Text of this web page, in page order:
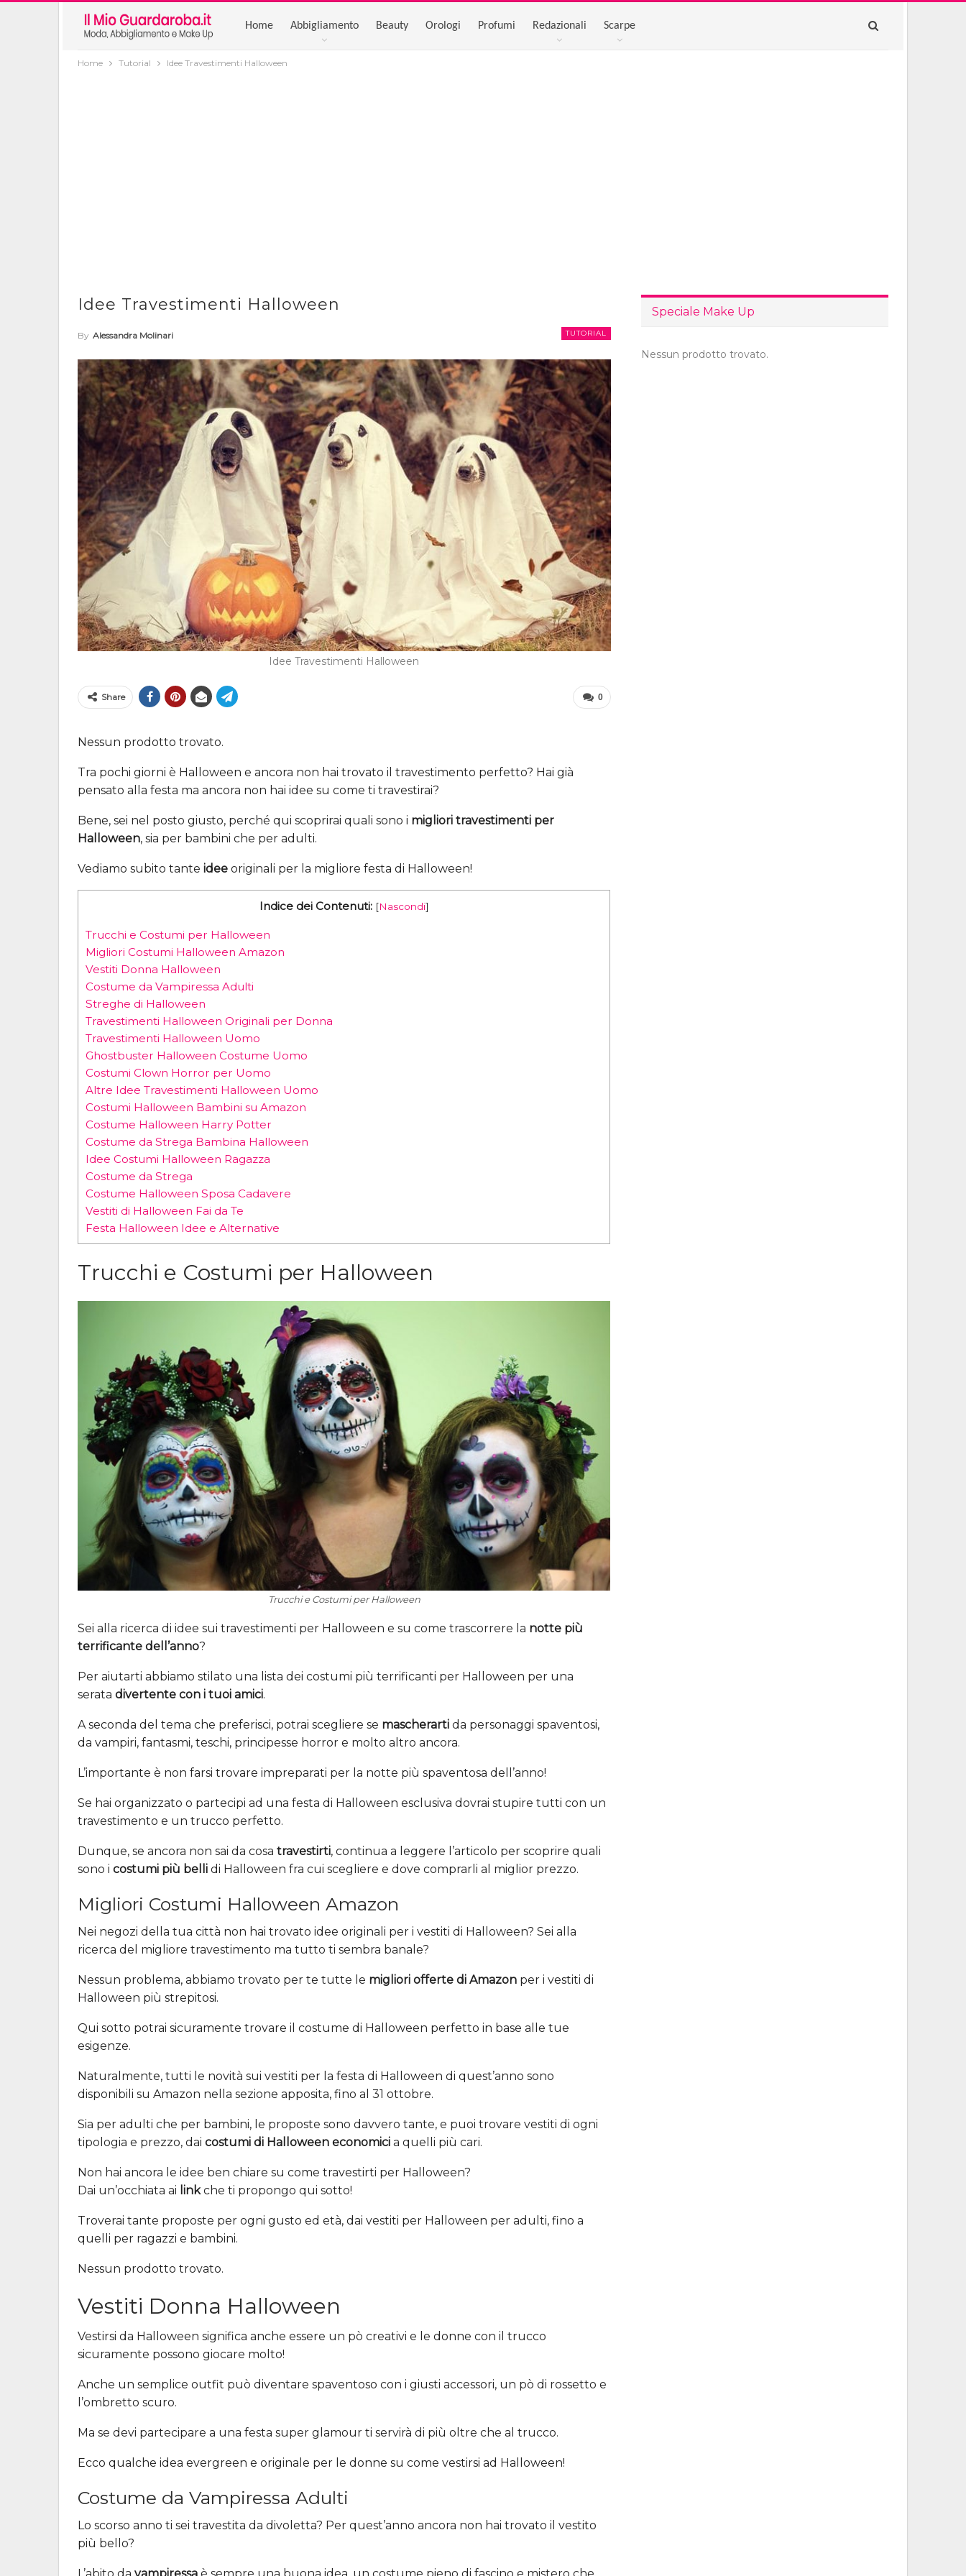
Home Abbigliamento Beauty Orologi Profumi Redazionali Scarpe
Home Tutorial Idee Travestimenti Halloween
Idee Travestimenti Halloween
TUTORIAL
By Alessandra Molinari
Idee Travestimenti Halloween
0
Share
Nessun prodotto trovato.
Tra pochi giorni è Halloween e ancora non hai trovato il travestimento perfetto? Hai già
pensato alla festa ma ancora non hai idee su come ti travestirai?
Bene, sei nel posto giusto, perché qui scoprirai quali sono i migliori travestimenti per
Halloween, sia per bambini che per adulti.
Vediamo subito tante idee originali per la migliore festa di Halloween!
Indice dei Contenuti: [Nascondi]
Trucchi e Costumi per Halloween
Migliori Costumi Halloween Amazon
Vestiti Donna Halloween
Costume da Vampiressa Adulti
Streghe di Halloween
Travestimenti Halloween Originali per Donna
Travestimenti Halloween Uomo
Ghostbuster Halloween Costume Uomo
Costumi Clown Horror per Uomo
Altre Idee Travestimenti Halloween Uomo
Costumi Halloween Bambini su Amazon
Costume Halloween Harry Potter
Costume da Strega Bambina Halloween
Idee Costumi Halloween Ragazza
Costume da Strega
Costume Halloween Sposa Cadavere
Vestiti di Halloween Fai da Te
Festa Halloween Idee e Alternative
Trucchi e Costumi per Halloween
Trucchi e Costumi per Halloween
Sei alla ricerca di idee sui travestimenti per Halloween e su come trascorrere la notte più
terrificante dell’anno?
Per aiutarti abbiamo stilato una lista dei costumi più terrificanti per Halloween per una
serata divertente con i tuoi amici.
A seconda del tema che preferisci, potrai scegliere se mascherarti da personaggi spaventosi,
da vampiri, fantasmi, teschi, principesse horror e molto altro ancora.
L’importante è non farsi trovare impreparati per la notte più spaventosa dell’anno!
Se hai organizzato o partecipi ad una festa di Halloween esclusiva dovrai stupire tutti con un
travestimento e un trucco perfetto.
Dunque, se ancora non sai da cosa travestirti, continua a leggere l’articolo per scoprire quali
sono i costumi più belli di Halloween fra cui scegliere e dove comprarli al miglior prezzo.
Migliori Costumi Halloween Amazon
Nei negozi della tua città non hai trovato idee originali per i vestiti di Halloween? Sei alla
ricerca del migliore travestimento ma tutto ti sembra banale?
Nessun problema, abbiamo trovato per te tutte le migliori offerte di Amazon per i vestiti di
Halloween più strepitosi.
Qui sotto potrai sicuramente trovare il costume di Halloween perfetto in base alle tue
esigenze.
Naturalmente, tutti le novità sui vestiti per la festa di Halloween di quest’anno sono
disponibili su Amazon nella sezione apposita, fino al 31 ottobre.
Sia per adulti che per bambini, le proposte sono davvero tante, e puoi trovare vestiti di ogni
tipologia e prezzo, dai costumi di Halloween economici a quelli più cari.
Non hai ancora le idee ben chiare su come travestirti per Halloween?
Dai un’occhiata ai linkche ti propongo qui sotto!
Troverai tante proposte per ogni gusto ed età, dai vestiti per Halloween per adulti, fino a
quelli per ragazzi e bambini.
Nessun prodotto trovato.
Vestiti Donna Halloween
Vestirsi da Halloween significa anche essere un pò creativi e le donne con il trucco
sicuramente possono giocare molto!
Anche un semplice outfit può diventare spaventoso con i giusti accessori, un pò di rossetto e
l’ombretto scuro.
Ma se devi partecipare a una festa super glamour ti servirà di più oltre che al trucco.
Ecco qualche idea evergreen e originale per le donne su come vestirsi ad Halloween!
Costume da Vampiressa Adulti
Lo scorso anno ti sei travestita da divoletta? Per quest’anno ancora non hai trovato il vestito
più bello?
Speciale Make Up
Nessun prodotto trovato.